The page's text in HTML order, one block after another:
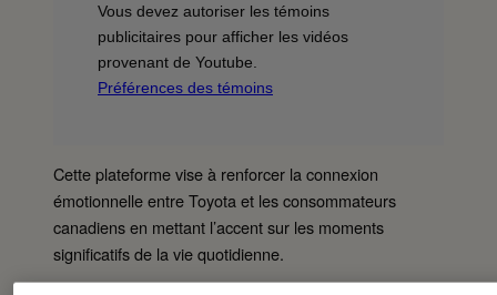
Vous devez autoriser les témoins
publicitaires pour afficher les vidéos
provenant de Youtube.
Préférences des témoins
Cette plateforme vise à renforcer la connexion
émotionnelle entre Toyota et les consommateurs
canadiens en mettant l’accent sur les moments
significatifs de la vie quotidienne.